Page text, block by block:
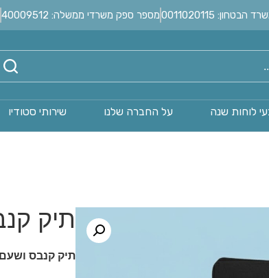
0011020115 מספר ספק משרדי ממשלה: 40009512
לוחות שנה על החברה שלנו שירותי סטודיו
תיק
תיק קנבס